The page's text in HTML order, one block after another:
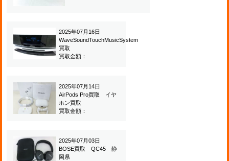
2025年07月16日
WaveSoundTouchMusicSystem
買取
買取金額：
2025年07月14日
AirPods Pro買取 イヤ
ホン買取
買取金額：
2025年07月03日
BOSE買取 QC45 静
岡県